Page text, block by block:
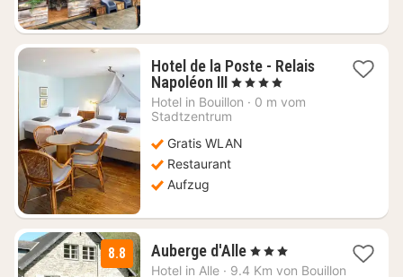
Hotel de la Poste - Relais
Napoléon III1
Nacht
ab
€
, 4 Sterne
Hotel in Bouillon · 0 m vom
Stadtzentrum
Gratis WLAN
Restaurant
Aufzug
8.8 Auberge d'Alle1
Nacht
, 3 Sterne
Hotel in Alle · 9.4 Km von Bouillon